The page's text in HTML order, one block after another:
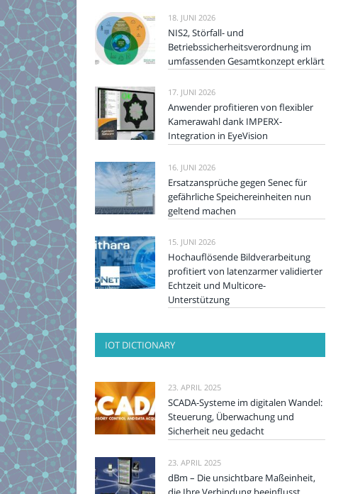
18. JUNI 2026
NIS2, Störfall- und
Betriebssicherheitsverordnung im
umfassenden Gesamtkonzept erklärt
17. JUNI 2026
Anwender profitieren von flexibler
Kamerawahl dank IMPERX-
Integration in EyeVision
16. JUNI 2026
Ersatzansprüche gegen Senec für
gefährliche Speichereinheiten nun
geltend machen
15. JUNI 2026
Hochauflösende Bildverarbeitung
profitiert von latenzarmer validierter
Echtzeit und Multicore-
Unterstützung
IOT DICTIONARY
23. APRIL 2025
SCADA-Systeme im digitalen Wandel:
Steuerung, Überwachung und
Sicherheit neu gedacht
23. APRIL 2025
dBm – Die unsichtbare Maßeinheit,